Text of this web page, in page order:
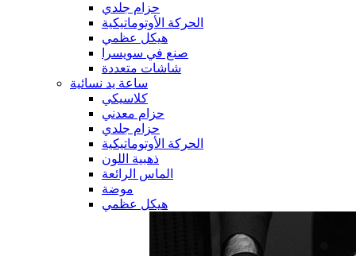
حزام جلدي
الحركة الأوتوماتيكية
هيكل عظمي
صنع في سويسرا
شاشات متعددة
ساعة يد نسائية
كلاسيكي
حزام معدني
حزام جلدي
الحركة الأوتوماتيكية
ذهبية اللون
الماس الرائعة
موضة
هيكل عظمي